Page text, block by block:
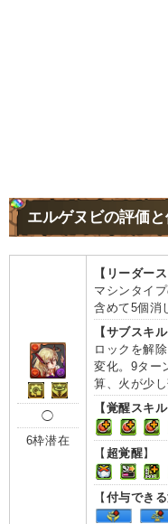
エルゲヌビの評価
◯
6枠潜在
【リーダース
マシンタイ
含めて5個消
【サブスキル
ロックを解
変化。9ター
算、火が少
【覚醒スキル
【超覚醒】
【 付与でき